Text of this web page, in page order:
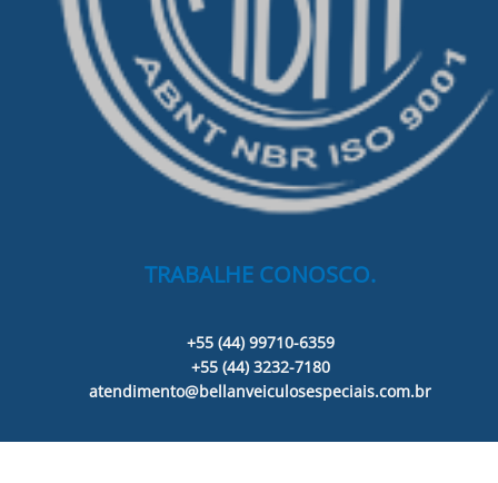
TRABALHE CONOSCO.
+55 (44) 99710-6359
+55 (44) 3232-7180
atendimento@bellanveiculosespeciais.com.br